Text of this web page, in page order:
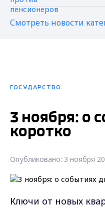
Смотреть новости
ГОСУДАРСТВО
3 ноября: о
коротко
Опубликовано: 3 ноября
Ключи от новых